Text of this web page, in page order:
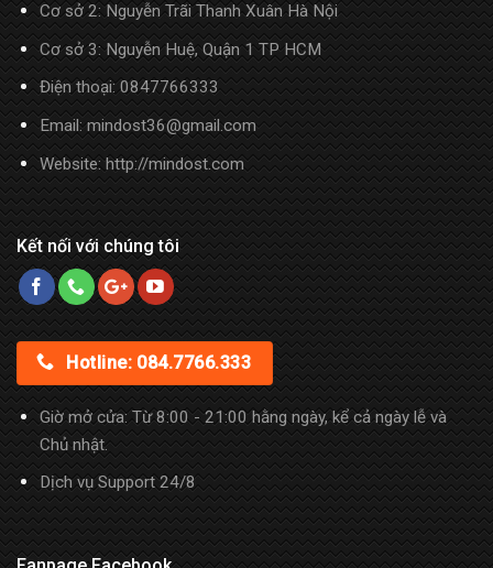
Cơ sở 2: Nguyễn Trãi Thanh Xuân Hà Nội
Cơ sở 3: Nguyễn Huệ, Quận 1 TP HCM
Điện thoại:0847766333
Email: mindost36@gmail.com
Website: http://mindost.com
Kết nối với chúng tôi
Hotline: 084.7766.333
Giờ mở cửa: Từ 8:00 - 21:00 hằng ngày, kể cả ngày lễ và
Chủ nhật.
Dịch vụ Support 24/8